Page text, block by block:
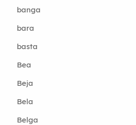
banga
bara
basta
Bea
Beja
Bela
Belga